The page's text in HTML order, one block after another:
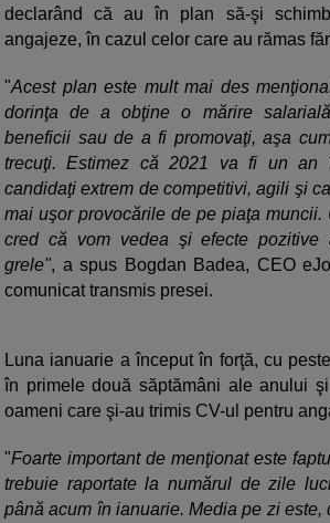
declarând că au în plan să-şi
angajeze, în cazul celor care au rămas
"Acest plan este mult mai des
dorinţa de a obţine o mărire
beneficii sau de a fi promovaţi, aşa
trecuţi. Estimez că 2021 va fi un an
candidaţi extrem de competitivi, agili şi
mai uşor provocările de pe piaţa
cred că vom vedea şi efecte pozitive
grele", a spus Bogdan Badea, CEO
comunicat transmis presei.
Luna ianuarie a început în forţă, cu
în primele două săptămâni ale anului
oameni care şi-au trimis CV-ul pentru
"Foarte important de menţionat este
trebuie raportate la numărul de zile
până acum în ianuarie. Media pe zi este,